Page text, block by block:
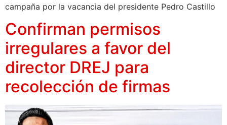
campaña por la vacancia del presidente Pedro Castillo
Confirman permisos
irregulares a favor del
director DREJ para
recolección de firmas